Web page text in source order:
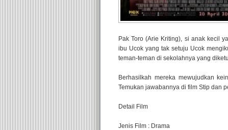
Pak Toro (Arie Kriting), si anak kecil
ibu Ucok yang tak setuju Ucok
teman-teman di sekolahnya yang
Berhasilkah mereka mewujudkan
Temukan jawabannya di film Stip dan
Detail Film
Jenis Film : Drama